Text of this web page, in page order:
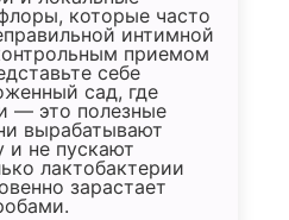
которые часто
интимной
приемом
себе
сад, где
— это полезные
вырабатывают
и не пускают
лактобактерии
зарастает